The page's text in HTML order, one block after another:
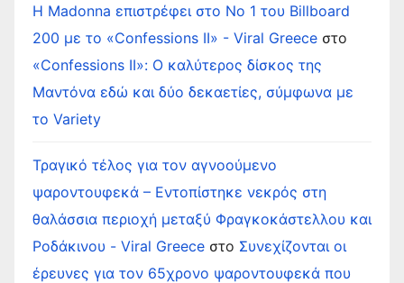
Η Madonna επιστρέφει στο Νο 1 του Billboard
200 με το «Confessions II» - Viral Greece στο
«Confessions II»: Ο καλύτερος δίσκος της
Μαντόνα εδώ και δύο δεκαετίες, σύμφωνα με
το Variety
Τραγικό τέλος για τον αγνοούμενο
ψαροντουφεκά – Εντοπίστηκε νεκρός στη
θαλάσσια περιοχή μεταξύ Φραγκοκάστελλου και
Ροδάκινου - Viral Greece στο Συνεχίζονται οι
έρευνες για τον 65χρονο ψαροντουφεκά που